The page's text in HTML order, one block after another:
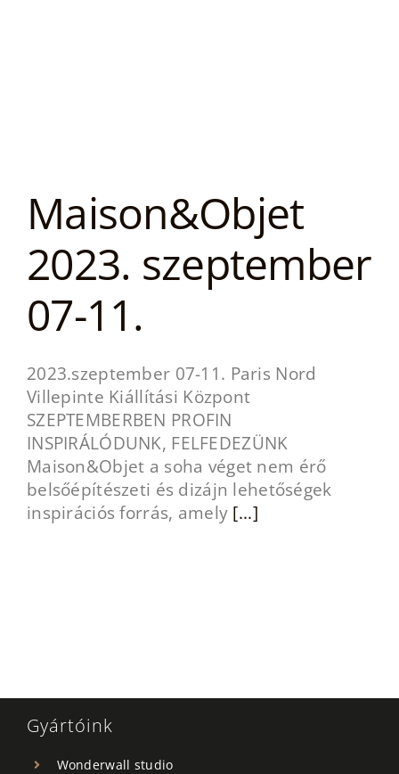
Maison&Objet
2023. szeptember
07-11.
2023.szeptember 07-11. Paris Nord
Villepinte Kiállítási Központ
SZEPTEMBERBEN PROFIN
INSPIRÁLÓDUNK, FELFEDEZÜNK
Maison&Objet a soha véget nem érő
belsőépítészeti és dizájn lehetőségek
inspirációs forrás, amely [...]
Gyártóink
Wonderwall studio